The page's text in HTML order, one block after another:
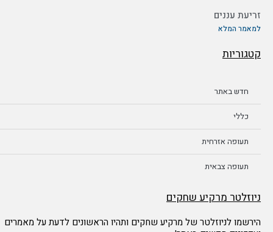
זריעת עננים
למאמר המלא
קטגוריות
חדש באתר
כללי
תעופה אזרחית
תעופה צבאית
ניוזלטר מרקיע שחקים
הירשמו לניוזלטר של מרקיע שחקים ותהיו הראשונים לדעת על מאמרים